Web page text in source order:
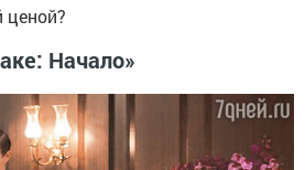
ценой?
Начало»